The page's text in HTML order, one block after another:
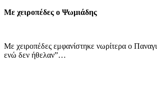
Με χειροπέδες ο Ψωμιάδης
Με χειροπέδες εμφανίστηκε νωρίτερα ο
ενώ δεν ήθελαν”…